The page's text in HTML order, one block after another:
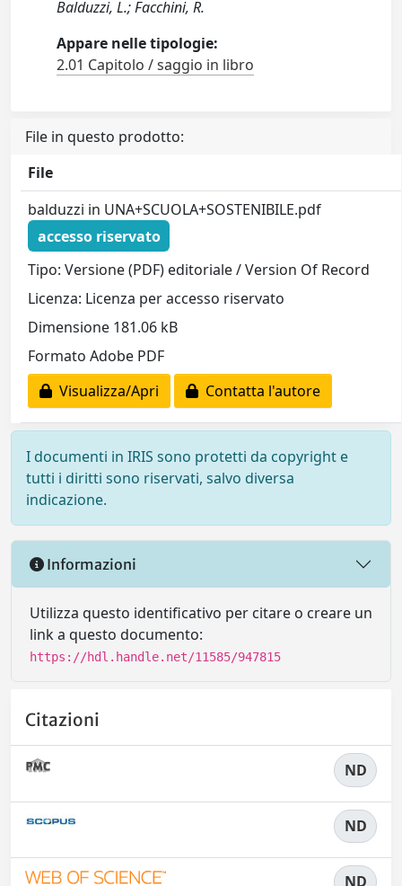
Balduzzi, L.; Facchini, R.
Appare nelle tipologie:
2.01 Capitolo / saggio in libro
File in questo prodotto:
File
balduzzi in UNA+SCUOLA+SOSTENIBILE.pdf
accesso riservato
Tipo: Versione (PDF) editoriale / Version Of Record
Licenza: Licenza per accesso riservato
Dimensione 181.06 kB
Formato Adobe PDF
Visualizza/Apri
Contatta l'autore
I documenti in IRIS sono protetti da copyright e
tutti i diritti sono riservati, salvo diversa
indicazione.
Informazioni
Utilizza questo identificativo per citare o creare un
link a questo documento:
https://hdl.handle.net/11585/947815
Citazioni
ND
ND
ND